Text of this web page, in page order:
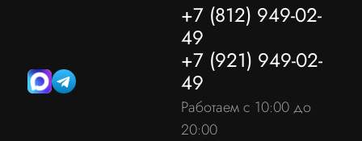
+7 (812) 949-02-
49
+7 (921) 949-02-
49
Работаем с 10:00 до
20:00